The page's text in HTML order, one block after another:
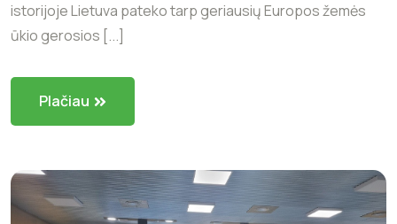
istorijoje Lietuva pateko tarp geriausių Europos žemės
ūkio gerosios [...]
Plačiau